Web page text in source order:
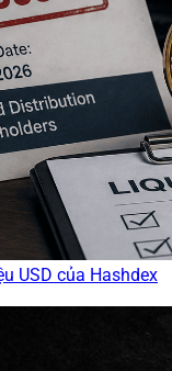
USD của Hashdex